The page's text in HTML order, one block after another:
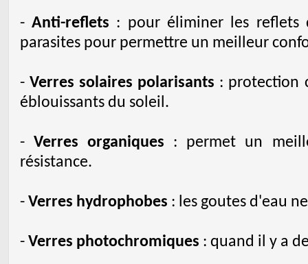
- Anti-reflets : pour éliminer les reflets
parasites pour permettre un meilleur
- Verres solaires polarisants : protection
éblouissants du soleil.
- Verres organiques : permet un
résistance.
- Verres hydrophobes : les goutes d'eau
- Verres photochromiques : quand il y a